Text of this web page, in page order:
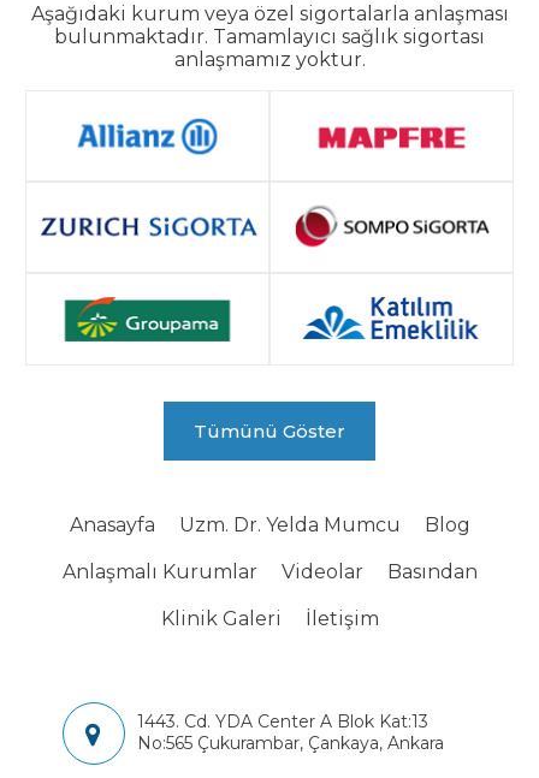
Aşağıdaki kurum veya özel sigortalarla anlaşması
bulunmaktadır. Tamamlayıcı sağlık sigortası
anlaşmamız yoktur.
Tümünü Göster
Anasayfa Uzm. Dr. Yelda Mumcu Blog
Anlaşmalı Kurumlar Videolar Basından
Klinik Galeri İletişim
1443. Cd. YDA Center A Blok Kat:13
No:565 Çukurambar, Çankaya, Ankara